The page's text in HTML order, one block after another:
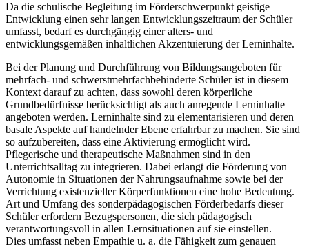
Da die schulische Begleitung im Förderschwerpunkt geistige
Entwicklung einen sehr langen Entwicklungszeitraum der Schüler
umfasst, bedarf es durchgängig einer alters- und
entwicklungsgemäßen inhaltlichen Akzentuierung der Lerninhalte.
Bei der Planung und Durchführung von Bildungsangeboten für
mehrfach- und schwerstmehrfachbehinderte Schüler ist in diesem
Kontext darauf zu achten, dass sowohl deren körperliche
Grundbedürfnisse berücksichtigt als auch anregende Lerninhalte
angeboten werden. Lerninhalte sind zu elementarisieren und deren
basale Aspekte auf handelnder Ebene erfahrbar zu machen. Sie sind
so aufzubereiten, dass eine Aktivierung ermöglicht wird.
Pflegerische und therapeutische Maßnahmen sind in den
Unterrichtsalltag zu integrieren. Dabei erlangt die Förderung von
Autonomie in Situationen der Nahrungsaufnahme sowie bei der
Verrichtung existenzieller Körperfunktionen eine hohe Bedeutung.
Art und Umfang des sonderpädagogischen Förderbedarfs dieser
Schüler erfordern Bezugspersonen, die sich pädagogisch
verantwortungsvoll in allen Lernsituationen auf sie einstellen.
Dies umfasst neben Empathie u. a. die Fähigkeit zum genauen